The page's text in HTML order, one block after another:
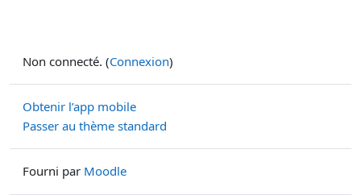
Non connecté. (Connexion)
Obtenir l’app mobile
Passer au thème standard
Fourni par Moodle